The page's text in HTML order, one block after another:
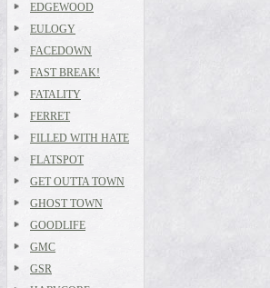
EDGEWOOD
EULOGY
FACEDOWN
FAST BREAK!
FATALITY
FERRET
FILLED WITH HATE
FLATSPOT
GET OUTTA TOWN
GHOST TOWN
GOODLIFE
GMC
GSR